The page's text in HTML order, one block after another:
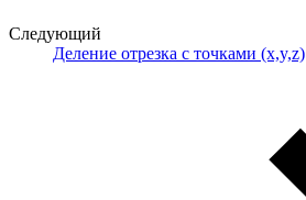
Следующий
Деление отрезка с точками (x,y,z)